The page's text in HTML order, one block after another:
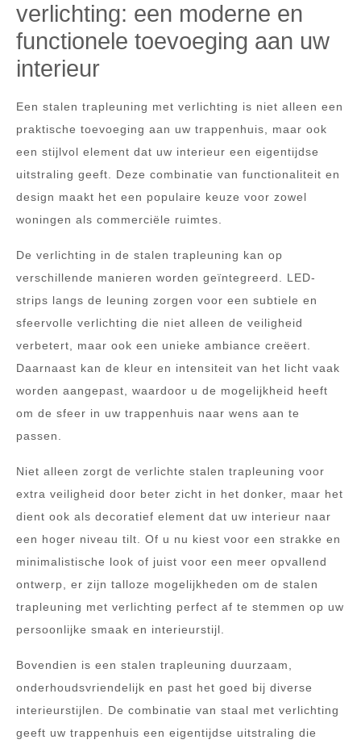
verlichting: een moderne en
functionele toevoeging aan uw
interieur
Een stalen trapleuning met verlichting is niet alleen een
praktische toevoeging aan uw trappenhuis, maar ook
een stijlvol element dat uw interieur een eigentijdse
uitstraling geeft. Deze combinatie van functionaliteit en
design maakt het een populaire keuze voor zowel
woningen als commerciële ruimtes.
De verlichting in de stalen trapleuning kan op
verschillende manieren worden geïntegreerd. LED-
strips langs de leuning zorgen voor een subtiele en
sfeervolle verlichting die niet alleen de veiligheid
verbetert, maar ook een unieke ambiance creëert.
Daarnaast kan de kleur en intensiteit van het licht vaak
worden aangepast, waardoor u de mogelijkheid heeft
om de sfeer in uw trappenhuis naar wens aan te
passen.
Niet alleen zorgt de verlichte stalen trapleuning voor
extra veiligheid door beter zicht in het donker, maar het
dient ook als decoratief element dat uw interieur naar
een hoger niveau tilt. Of u nu kiest voor een strakke en
minimalistische look of juist voor een meer opvallend
ontwerp, er zijn talloze mogelijkheden om de stalen
trapleuning met verlichting perfect af te stemmen op uw
persoonlijke smaak en interieurstijl.
Bovendien is een stalen trapleuning duurzaam,
onderhoudsvriendelijk en past het goed bij diverse
interieurstijlen. De combinatie van staal met verlichting
geeft uw trappenhuis een eigentijdse uitstraling die